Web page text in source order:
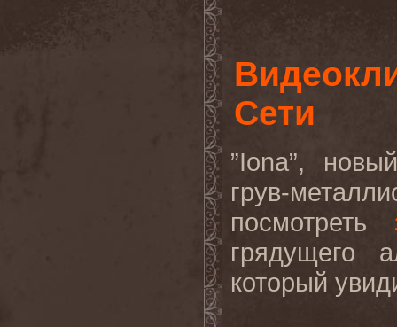
Сети
”Iona”,
грув-
посмотреть
грядущего
который